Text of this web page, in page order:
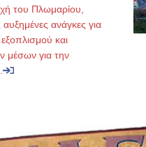
του Πλωμαρίου,
αυξημένες ανάγκες για
και
μέσων για την